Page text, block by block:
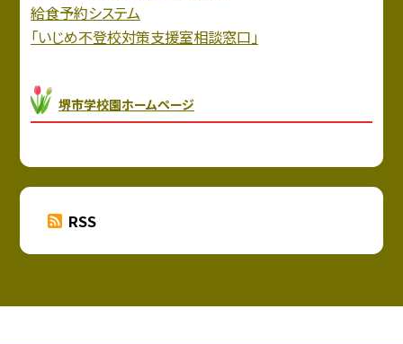
給食予約システム
「いじめ不登校対策支援室相談窓口」
堺市学校園ホームページ
RSS